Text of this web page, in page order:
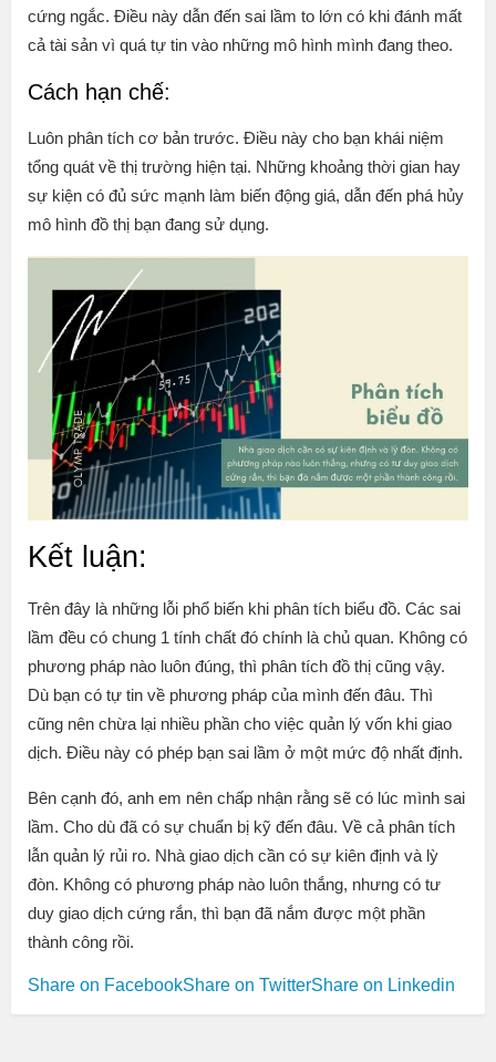
cứng ngắc. Điều này dẫn đến sai lầm to lớn có khi đánh mất
cả tài sản vì quá tự tin vào những mô hình mình đang theo.
Cách hạn chế:
Luôn phân tích cơ bản trước. Điều này cho bạn khái niệm
tổng quát về thị trường hiện tại. Những khoảng thời gian hay
sự kiện có đủ sức mạnh làm biến động giá, dẫn đến phá hủy
mô hình đồ thị bạn đang sử dụng.
Kết luận:
Trên đây là những lỗi phổ biến khi phân tích biểu đồ. Các sai
lầm đều có chung 1 tính chất đó chính là chủ quan. Không có
phương pháp nào luôn đúng, thì phân tích đồ thị cũng vậy.
Dù bạn có tự tin về phương pháp của mình đến đâu. Thì
cũng nên chừa lại nhiều phần cho việc quản lý vốn khi giao
dịch. Điều này có phép bạn sai lầm ở một mức độ nhất định.
Bên cạnh đó, anh em nên chấp nhận rằng sẽ có lúc mình sai
lầm. Cho dù đã có sự chuẩn bị kỹ đến đâu. Về cả phân tích
lẫn quản lý rủi ro. Nhà giao dịch cần có sự kiên định và lỳ
đòn. Không có phương pháp nào luôn thắng, nhưng có tư
duy giao dịch cứng rắn, thì bạn đã nắm được một phần
thành công rồi.
Share on FacebookShare on TwitterShare on Linkedin